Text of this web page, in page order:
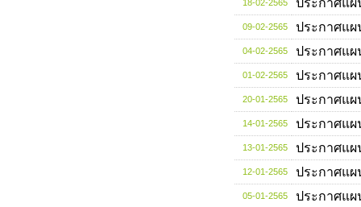
18-02-2565 ประกาศแผ
09-02-2565 ประกาศแผ
04-02-2565 ประกาศแผ
01-02-2565 ประกาศแผ
20-01-2565 ประกาศแผ
14-01-2565 ประกาศแผ
13-01-2565 ประกาศแผ
12-01-2565 ประกาศแผ
05-01-2565 ประกาศแผ